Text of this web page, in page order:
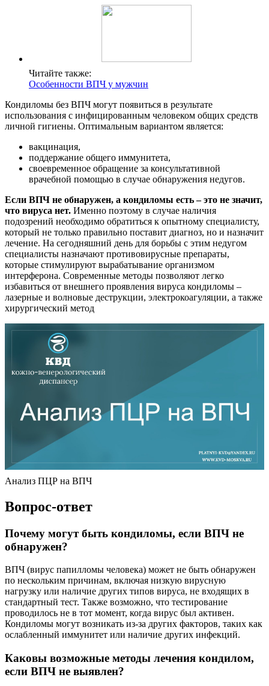
Читайте также:
Особенности ВПЧ у мужчин
Кондиломы без ВПЧ могут появиться в результате
использования с инфицированным человеком общих средств
личной гигиены. Оптимальным вариантом является:
вакцинация,
поддержание общего иммунитета,
своевременное обращение за консультативной
врачебной помощью в случае обнаружения недугов.
Если ВПЧ не обнаружен, а кондиломы есть – это не значит,
что вируса нет. Именно поэтому в случае наличия
подозрений необходимо обратиться к опытному специалисту,
который не только правильно поставит диагноз, но и назначит
лечение. На сегодняшний день для борьбы с этим недугом
специалисты назначают противовирусные препараты,
которые стимулируют вырабатывание организмом
интерферона. Современные методы позволяют легко
избавиться от внешнего проявления вируса кондиломы –
лазерные и волновые деструкции, электрокоагуляции, а также
хирургический метод
Анализ ПЦР на ВПЧ
Вопрос-ответ
Почему могут быть кондиломы, если ВПЧ не
обнаружен?
ВПЧ (вирус папилломы человека) может не быть обнаружен
по нескольким причинам, включая низкую вирусную
нагрузку или наличие других типов вируса, не входящих в
стандартный тест. Также возможно, что тестирование
проводилось не в тот момент, когда вирус был активен.
Кондиломы могут возникать из-за других факторов, таких как
ослабленный иммунитет или наличие других инфекций.
Каковы возможные методы лечения кондилом,
если ВПЧ не выявлен?